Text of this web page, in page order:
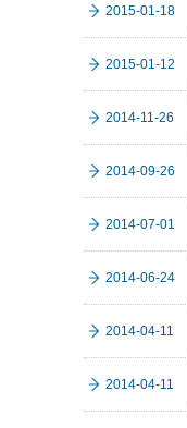
2015-01-18
2015-01-12
2014-11-26
2014-09-26
2014-07-01
2014-06-24
2014-04-11
2014-04-11